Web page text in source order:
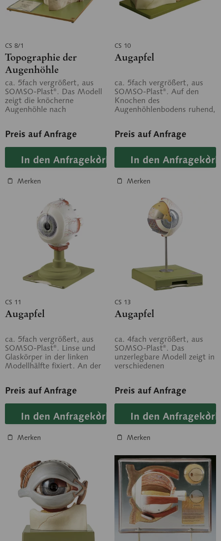
CS 8/1
Topographie der
Augenhöhle
ca. 5fach vergrößert, aus
SOMSO-Plast®. Das Modell
zeigt die knöcherne
Augenhöhle nach
Preis auf Anfrage
In den Anfragekorb
Merken
CS 10
Augapfel
ca. 5fach vergrößert, aus
SOMSO-Plast®. Auf den
Knochen des
Augenhöhlenbodens ruhend,
Preis auf Anfrage
In den Anfragekorb
Merken
CS 11
Augapfel
ca. 5fach vergrößert, aus
SOMSO-Plast®. Linse und
Glaskörper in der linken
Modellhälfte fixiert. An der
Preis auf Anfrage
In den Anfragekorb
Merken
CS 13
Augapfel
ca. 4fach vergrößert, aus
SOMSO-Plast®. Das
unzerlegbare Modell zeigt in
verschiedenen
Preis auf Anfrage
In den Anfragekorb
Merken